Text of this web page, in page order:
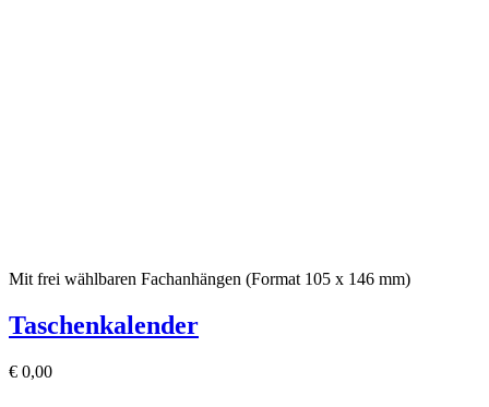
Mit frei wählbaren Fachanhängen (Format 105 x 146 mm)
Taschenkalender
€ 0,00